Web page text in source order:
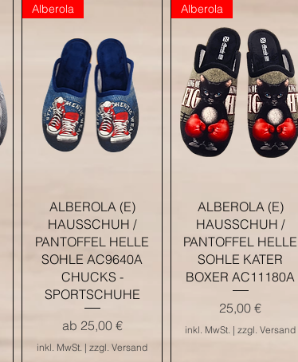
Schnellansicht
Alberola
ALBEROLA (E)
HAUSSCHUH /
PANTOFFEL HELLE
SOHLE AC9640A
CHUCKS -
SPORTSCHUHE
ab 25,00 €
Sale-Preis
inkl. MwSt. |zzgl. Versand
Schnellansicht
Alberola
ALBEROLA (E)
HAUSSCHUH /
PANTOFFEL HELLE
SOHLE KATER
BOXER AC11180A
Preis
25,00 €
inkl. MwSt. |zzgl. Versand